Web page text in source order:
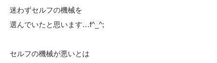
迷わずセルフの機械を
選んでいたと思います…f^_^;
セルフの機械が悪いとは